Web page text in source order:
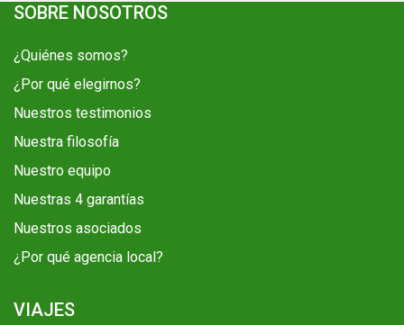
SOBRE NOSOTROS
¿Quiénes somos?
¿Por qué elegirnos?
Nuestros testimonios
Nuestra filosofía
Nuestro equipo
Nuestras 4 garantías
Nuestros asociados
¿Por qué agencia local?
VIAJES